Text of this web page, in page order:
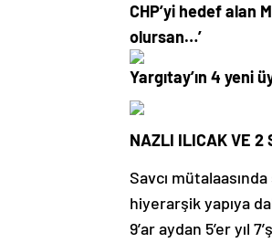
CHP’yi hedef alan
olursan…’
Yargıtay’ın 4 yeni
NAZLI ILICAK VE 2
Savcı
hiyerarşik yapıya
9’ar aydan 5’er yıl